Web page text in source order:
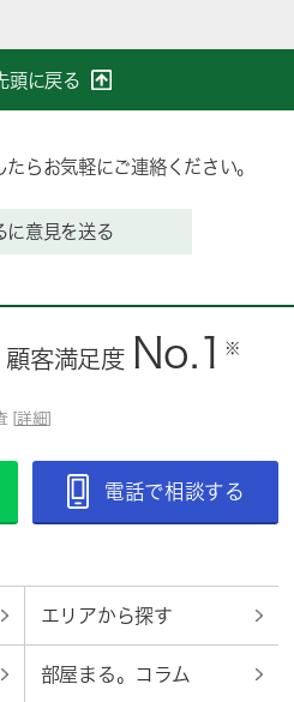
頭に戻る
らお気軽にご連絡ください。
に意見を送る
顧客満足度 No.1 ※
[ 詳細
電話で相談する
エリアから探す
部屋まる。コラム